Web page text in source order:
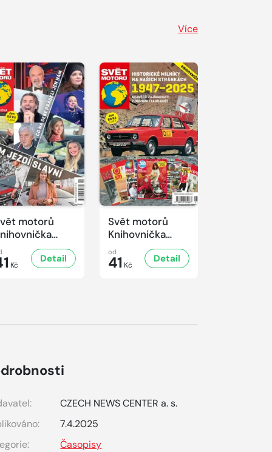
Více
motorů
2/2025
Kč
Detail
Svět motorů
Knihovnička
1/2025
od
41 Kč
Detail
CZECH NEWS CENTER a. s.
7.4.2025
Časopisy